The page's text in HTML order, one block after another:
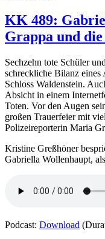
Helen
Callaghan
–
Amy
KK 489:
Grappa und
Sechzehn tote Schüler
schreckliche Bilanz
Schloss Waldenstein.
Absicht in einem
Toten. Vor den Augen
großen Trauerfeier mit
Polizeireporterin Maria
Kristine Greßhöner
Gabriella Wollenhaupt,
Podcast: Download